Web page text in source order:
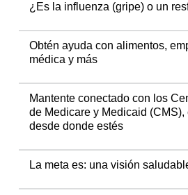
¿Es la influenza (gripe) o un
Obtén ayuda con alimentos,
médica y más
Mantente conectado con los
de Medicare y Medicaid
desde donde estés
La meta es: una visión